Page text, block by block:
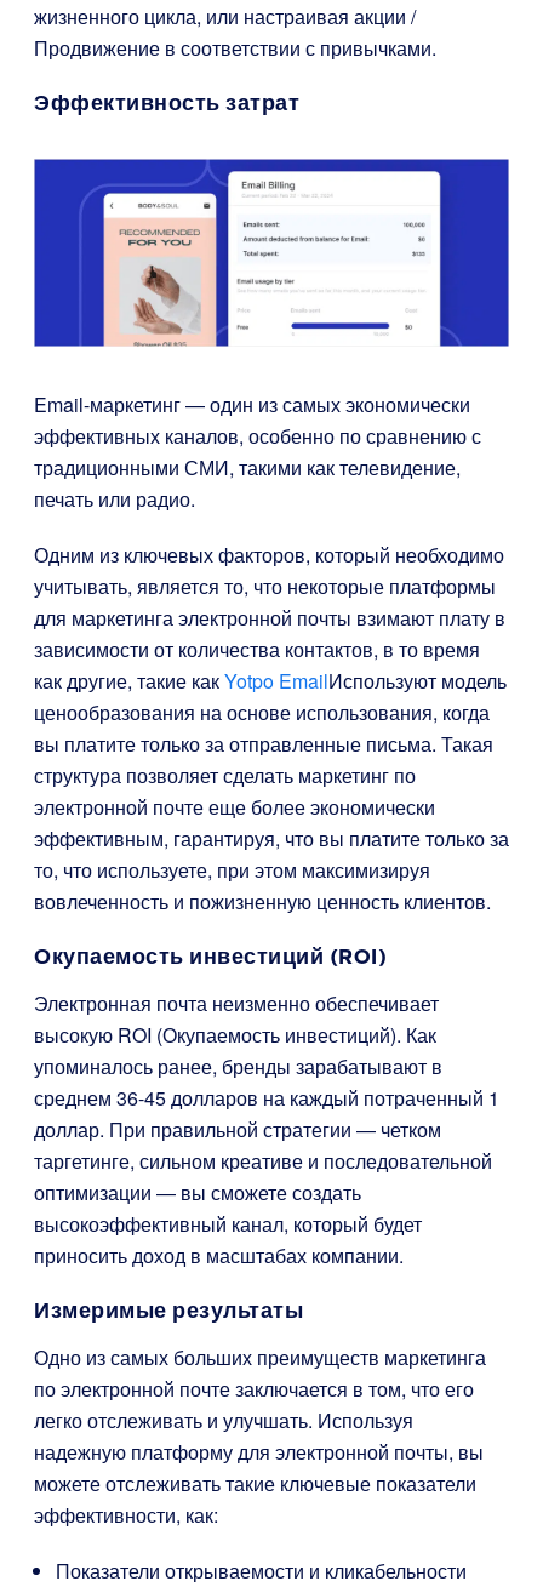
жизненного цикла, или настраивая акции /
Продвижение в соответствии с привычками.
Эффективность затрат
Email-маркетинг — один из самых экономически
эффективных каналов, особенно по сравнению с
традиционными СМИ, такими как телевидение,
печать или радио.
Одним из ключевых факторов, который необходимо
учитывать, является то, что некоторые платформы
для маркетинга электронной почты взимают плату в
зависимости от количества контактов, в то время
как другие, такие какYotpo EmailИспользуют модель
ценообразования на основе использования, когда
вы платите только за отправленные письма. Такая
структура позволяет сделать маркетинг по
электронной почте еще более экономически
эффективным, гарантируя, что вы платите только за
то, что используете, при этом максимизируя
вовлеченность и пожизненную ценность клиентов.
Окупаемость инвестиций (ROI)
Электронная почта неизменно обеспечивает
высокую ROI (Окупаемость инвестиций). Как
упоминалось ранее, бренды зарабатывают в
среднем 36-45 долларов на каждый потраченный 1
доллар. При правильной стратегии — четком
таргетинге, сильном креативе и последовательной
оптимизации — вы сможете создать
высокоэффективный канал, который будет
приносить доход в масштабах компании.
Измеримые результаты
Одно из самых больших преимуществ маркетинга
по электронной почте заключается в том, что его
легко отслеживать и улучшать. Используя
надежную платформу для электронной почты, вы
можете отслеживать такие ключевые показатели
эффективности, как:
Показатели открываемости и кликабельности